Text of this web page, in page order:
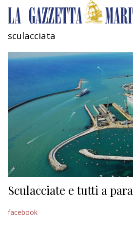
MOBILITÀ
INDUSTRIA
RICERCA
ECONOMIA
TURISMO
CULTURA
NAUTICA
sculacciata
Sculacciate e tutti a
facebook